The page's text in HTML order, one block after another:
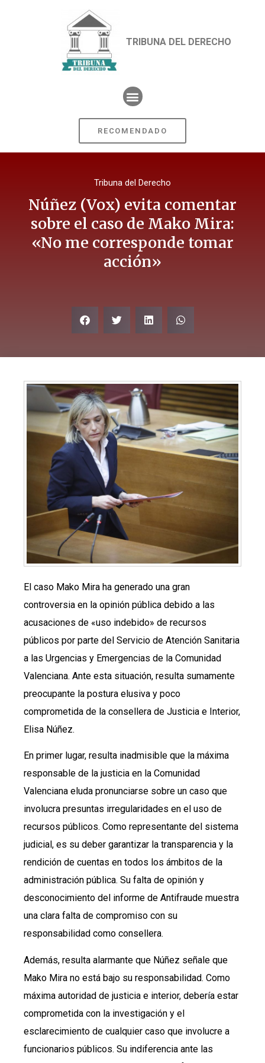
TRIBUNA DEL DERECHO
RECOMENDADO
Tribuna del Derecho
Núñez (Vox) evita comentar
sobre el caso de Mako Mira:
«No me corresponde tomar
acción»
El caso Mako Mira ha generado una gran
controversia en la opinión pública debido a las
acusaciones de «uso indebido» de recursos
públicos por parte del Servicio de Atención Sanitaria
a las Urgencias y Emergencias de la Comunidad
Valenciana. Ante esta situación, resulta sumamente
preocupante la postura elusiva y poco
comprometida de la consellera de Justicia e Interior,
Elisa Núñez.
En primer lugar, resulta inadmisible que la máxima
responsable de la justicia en la Comunidad
Valenciana eluda pronunciarse sobre un caso que
involucra presuntas irregularidades en el uso de
recursos públicos. Como representante del sistema
judicial, es su deber garantizar la transparencia y la
rendición de cuentas en todos los ámbitos de la
administración pública. Su falta de opinión y
desconocimiento del informe de Antifraude muestra
una clara falta de compromiso con su
responsabilidad como consellera.
Además, resulta alarmante que Núñez señale que
Mako Mira no está bajo su responsabilidad. Como
máxima autoridad de justicia e interior, debería estar
comprometida con la investigación y el
esclarecimiento de cualquier caso que involucre a
funcionarios públicos. Su indiferencia ante las